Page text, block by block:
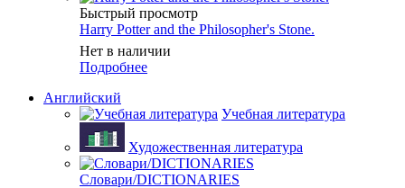
Быстрый просмотр
Harry Potter and the Philosopher's Stone.
Нет в наличии
Подробнее
Английский
Учебная литература
Художественная литература
Словари/DICTIONARIES